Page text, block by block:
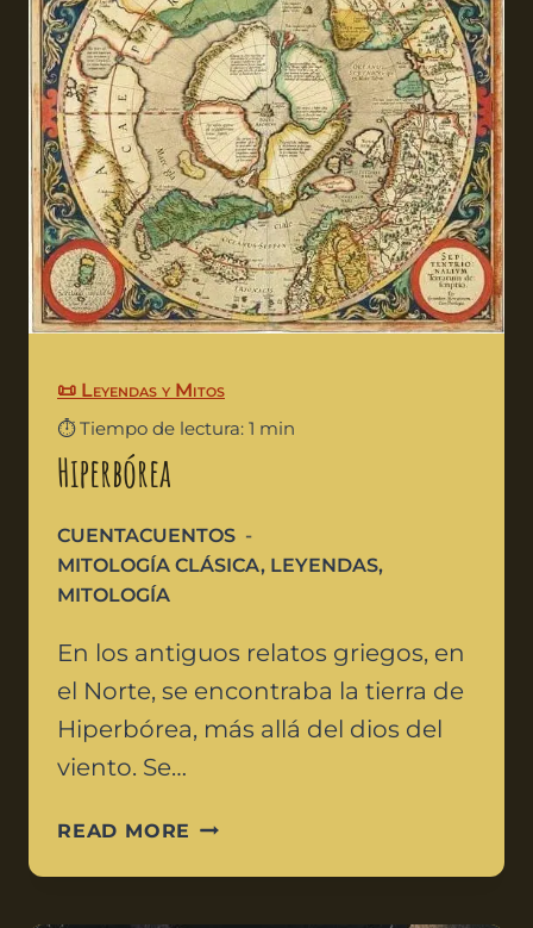
📜 Leyendas y Mitos
⏱️ Tiempo de lectura: 1 min
Hiperbórea
CUENTACUENTOS
MITOLOGÍA CLÁSICA, LEYENDAS,
MITOLOGÍA
En los antiguos relatos griegos, en
el Norte, se encontraba la tierra de
Hiperbórea, más allá del dios del
viento. Se…
READ MORE